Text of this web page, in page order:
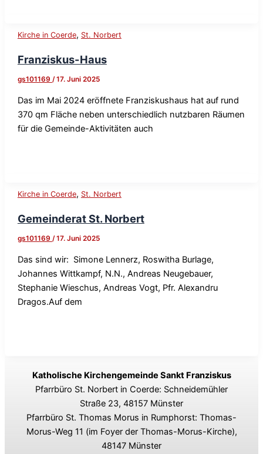
Kirche in Coerde, St. Norbert
Franziskus-Haus
gs101169 /17. Juni 2025
Das im Mai 2024 eröffnete Franziskushaus hat auf rund
370 qm Fläche neben unterschiedlich nutzbaren Räumen
für die Gemeinde-Aktivitäten auch
Kirche in Coerde, St. Norbert
Gemeinderat St. Norbert
gs101169 /17. Juni 2025
Das sind wir: Simone Lennerz, Roswitha Burlage,
Johannes Wittkampf, N.N., Andreas Neugebauer,
Stephanie Wieschus, Andreas Vogt, Pfr. Alexandru
Dragos.Auf dem
Katholische Kirchengemeinde Sankt Franziskus
Pfarrbüro St. Norbert in Coerde: Schneidemühler
Straße 23, 48157 Münster
Pfarrbüro St. Thomas Morus in Rumphorst: Thomas-
Morus-Weg 11 (im Foyer der Thomas-Morus-Kirche),
48147 Münster